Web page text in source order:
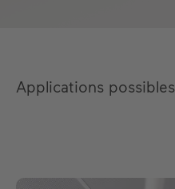
Applications possibles